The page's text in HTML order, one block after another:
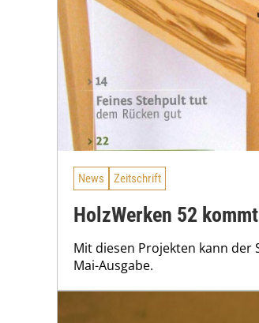
News Zeitschrift
HolzWerken 52
Mit diesen Projekten kann der
Mai-Ausgabe.